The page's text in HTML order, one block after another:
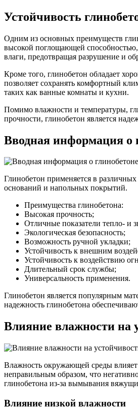
Устойчивость
Одним из основных преимуществ
высокой поглощающей способностью,
влаги, предотвращая разрушение и
Кроме того, глинобетон обладает
позволяет сохранять комфортный
таких как ванные комнаты и кухни.
Помимо влажности и температуры,
прочности, глинобетон является
Вводная информация о
Глинобетон применяется в
оснований и напольных покрытий.
Преимущества глинобетона:
Высокая прочность;
Отличные показатели тепло- и
Экологическая безопасность;
Возможность ручной укладки;
Устойчивость к внешним
Устойчивость к воздействию
Длительный срок службы;
Универсальность применения.
Глинобетон является популярным
надежность глинобетона
Влияние влажности на
Влажность окружающей среды влияет
неправильным образом, что
глинобетона из-за вымывания
Влияние низкой влажности